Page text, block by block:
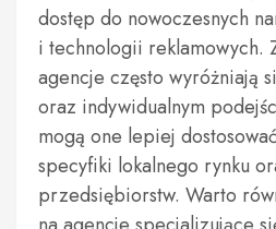
dostęp do nowoczesnych
i technologii reklamowych.
agencje często wyróżniają
oraz indywidualnym
mogą one lepiej
specyfiki lokalnego rynku
przedsiębiorstw. Warto